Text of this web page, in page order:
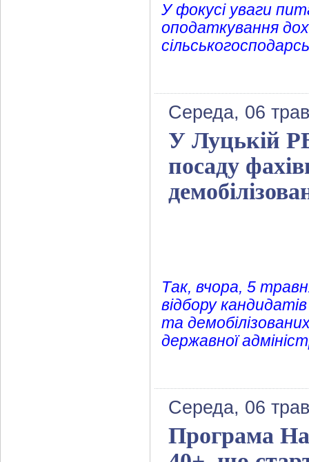
У фокусі уваги
оподаткування
Середа, 06
У Луцькій
посаду
Так, вчора, 5
відбору
та
державної
Середа, 06
Програма